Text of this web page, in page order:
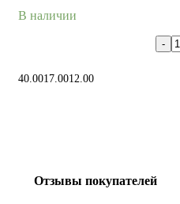
В наличии
40.0017.0012.00
Отзывы покупателей